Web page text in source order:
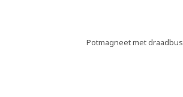
Potmagneet met draadbus